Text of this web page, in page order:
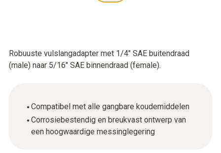
Robuuste vulslangadapter met 1/4" SAE buitendraad
(male) naar 5/16" SAE binnendraad (female).
Compatibel met alle gangbare koudemiddelen
Corrosiebestendig en breukvast ontwerp van
een hoogwaardige messinglegering